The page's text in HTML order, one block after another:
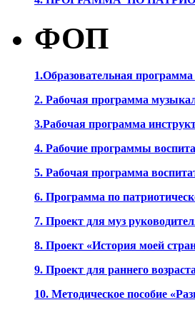
ФОП
1.Образовательная
2. Рабочая программа
3.Рабочая программа
4. Рабочие программы
5. Рабочая программа
6. Программа по
7. Проект для муз
8. Проект «История моей
9. Проект для раннего
10. Методическое пособие